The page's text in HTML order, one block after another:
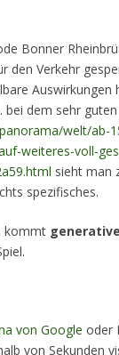
Bonner
den Verkehr
Auswirkungen
bei dem sehr
welt/ab-
weiteres-voll-
sieht man
spezifisches.
kommt
von Google oder
von Sekunden